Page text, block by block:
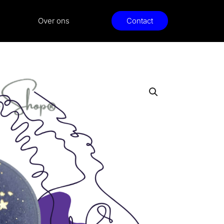
Over ons Contact